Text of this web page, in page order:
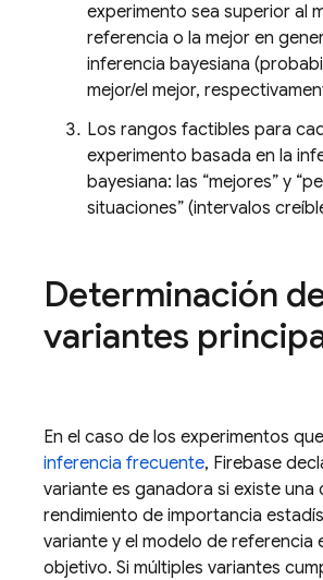
experimento sea superior al
referencia o la mejor en
inferencia bayesiana
mejor/el mejor,
Los rangos factibles para
experimento basada en la
bayesiana: las “mejores” y
situaciones” (intervalos
Determinación
variantes
En el caso de los experimentos
inferencia frecuente, Firebase
variante es ganadora si existe una
rendimiento de importancia
variante y el modelo de referencia
objetivo. Si múltiples variantes